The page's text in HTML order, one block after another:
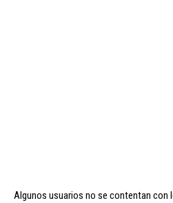
Algunos usuarios no se contentan con